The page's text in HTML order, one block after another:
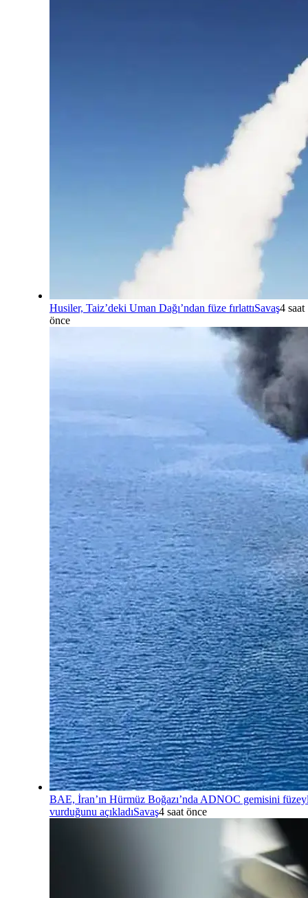
Husiler, Taiz’deki Uman Dağı’ndan füze fırlattıSavaş4 saat
önce
BAE, İran’ın Hürmüz Boğazı’nda ADNOC gemisini
vurduğunu açıkladıSavaş4 saat önce